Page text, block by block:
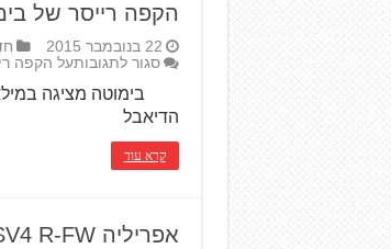
הקפה רייסר של
22 בנובמבר 2015
סגור לתגובותעל הקפה
בימוטה מציגה
הדיאבל
קרא עוד
אפריליה RSV4 R-FW – סופרבייק להמונים